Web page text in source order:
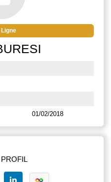
Ligne
01/02/2018
profil